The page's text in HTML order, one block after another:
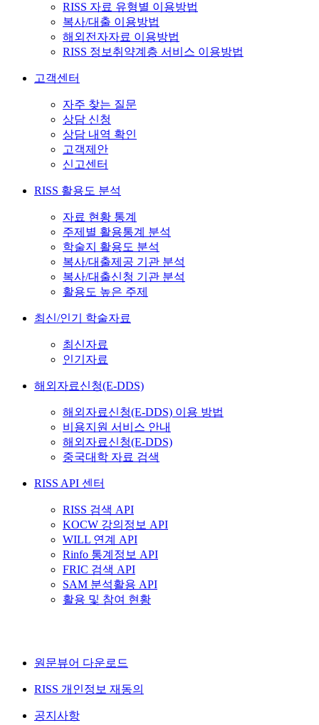
RISS 자료 유형별 이용방법
복사/대출 이용방법
해외전자자료 이용방법
RISS 정보취약계층 서비스 이용방법
고객센터
자주 찾는 질문
상담 신청
상담 내역 확인
고객제안
신고센터
RISS 활용도 분석
자료 현황 통계
주제별 활용통계 분석
학술지 활용도 분석
복사/대출제공 기관 분석
복사/대출신청 기관 분석
활용도 높은 주제
최신/인기 학술자료
최신자료
인기자료
해외자료신청(E-DDS)
해외자료신청(E-DDS) 이용 방법
비용지원 서비스 안내
해외자료신청(E-DDS)
중국대학 자료 검색
RISS API 센터
RISS 검색 API
KOCW 강의정보 API
WILL 연계 API
Rinfo 통계정보 API
FRIC 검색 API
SAM 분석활용 API
활용 및 참여 현황
원문뷰어 다운로드
RISS 개인정보 재동의
공지사항